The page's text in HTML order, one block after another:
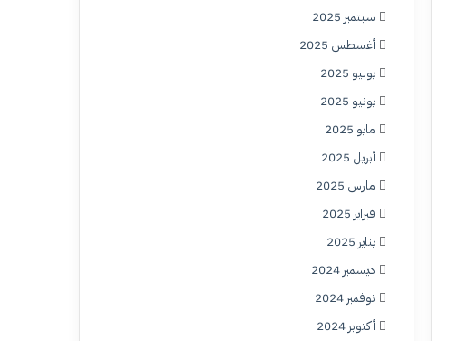
سبتمبر 2025
أغسطس 2025
يوليو 2025
يونيو 2025
مايو 2025
أبريل 2025
مارس 2025
فبراير 2025
يناير 2025
ديسمبر 2024
نوفمبر 2024
أكتوبر 2024